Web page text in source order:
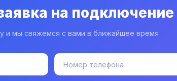
на подключение
и мы свяжемся с вами в ближайшее время